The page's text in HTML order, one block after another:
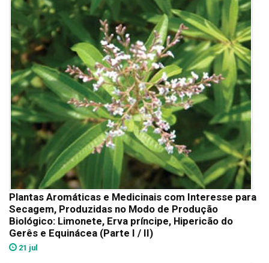
Plantas Aromáticas e Medicinais com Interesse para
Secagem, Produzidas no Modo de Produção
Biológico: Limonete, Erva príncipe, Hipericão do
Gerês e Equinácea (Parte I / II)
21 jul